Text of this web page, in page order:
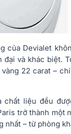
của Devialet
đại và khác biệt.
22 carat –
chất liệu đều
trở thành
nhất – từ phòng